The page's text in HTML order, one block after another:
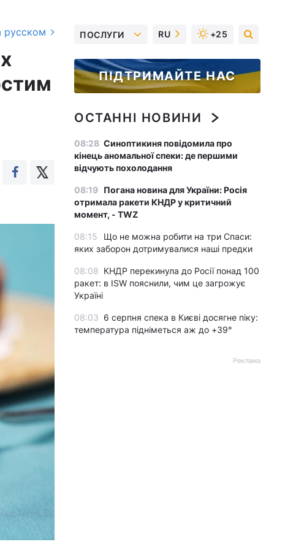
русском ПОСЛУГИ RU +25
ПІДТРИМАЙТЕ НАС
ОСТАННІ НОВИНИ
08:28 Синоптикиня повідомила про
кінець аномальної спеки: де першими
відчують похолодання
08:19 Погана новина для України: Росія
отримала ракети КНДР у критичний
момент, - TWZ
08:15
Що не можна робити на три Спаси:
яких заборон дотримувалися наші предки
08:08 КНДР перекинула до Росії понад 100
ракет: в ISW пояснили, чим це загрожує
Україні
08:03 6 серпня спека в Києві досягне піку:
температура підніметься аж до +39°
Реклама